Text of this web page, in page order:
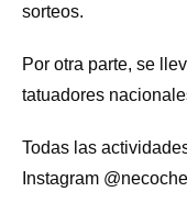
sorteos.
Por otra parte, se
tatuadores
Todas las
Instagram